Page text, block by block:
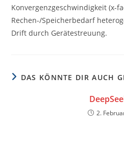
Konvergenzgeschwindigkeit (x-
Rechen-/Speicherbedarf
Drift durch Gerätestreuung.
DAS KÖNNTE DIR AUCH
2.